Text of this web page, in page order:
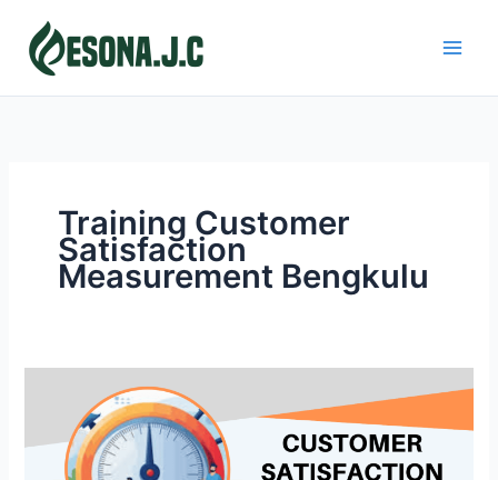
content
Training Customer
Satisfaction
Measurement Bengkulu
SATISFACTION
MEASUREMENT